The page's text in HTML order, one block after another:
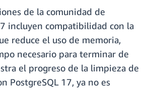
de la comunidad de
incluyen compatibilidad con la
reduce el uso de memoria,
necesario para terminar de
el progreso de la limpieza de
PostgreSQL 17, ya no es